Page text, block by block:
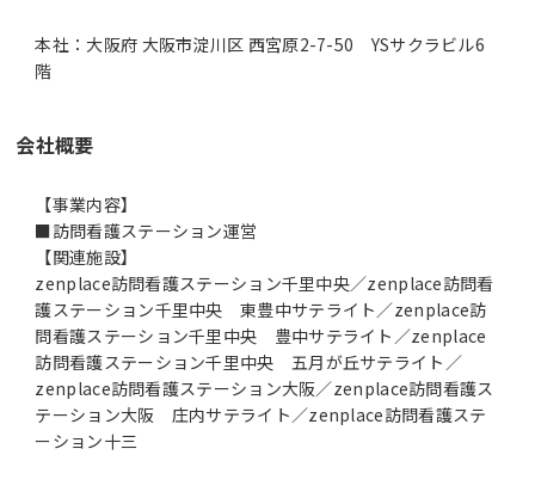
本社：大阪府 大阪市淀川区 西宮原2-7-50 YSサクラビル6
階
会社概要
【事業内容】
■訪問看護ステーション運営
【関連施設】
zenplace訪問看護ステーション千里中央／zenplace訪問看
護ステーション千里中央 東豊中サテライト／zenplace訪
問看護ステーション千里中央 豊中サテライト／zenplace
訪問看護ステーション千里中央 五月が丘サテライト／
zenplace訪問看護ステーション大阪／zenplace訪問看護ス
テーション大阪 庄内サテライト／zenplace訪問看護ステ
ーション十三